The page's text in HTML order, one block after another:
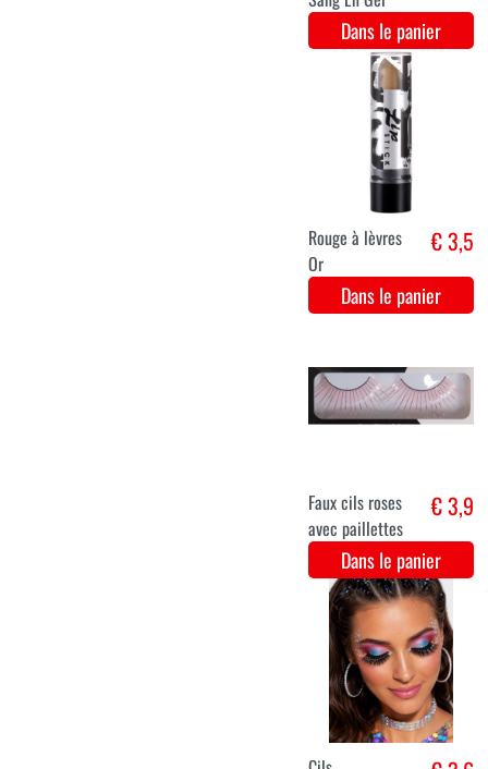
avec des
paillettes
argentées/dorées
Dans le panier
Laque pour
cheveux /
Spray colorant
pour cheveux -
Fluo geel
€ 2,8
Dans le panier